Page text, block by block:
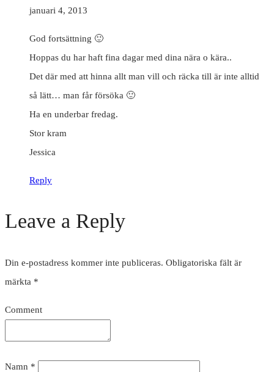
januari 4, 2013
God fortsättning 🙂
Hoppas du har haft fina dagar med dina nära o kära..
Det där med att hinna allt man vill och räcka till är inte alltid
så lätt… man får försöka 🙂
Ha en underbar fredag.
Stor kram
Jessica
Reply
Leave a Reply
Din e-postadress kommer inte publiceras. Obligatoriska fält är
märkta *
Comment
Namn *